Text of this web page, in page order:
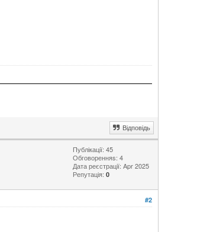
Відповідь
Публікації: 45
Обговоренняs: 4
Дата реєстрації: Apr 2025
Репутація: 0
#2